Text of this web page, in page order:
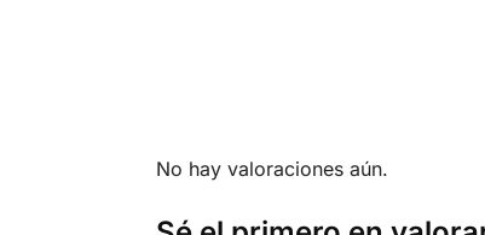
No hay valoraciones aún.